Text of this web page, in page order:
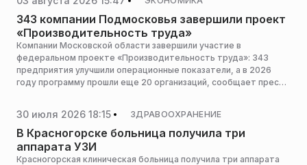
343 компании Подмосковья завершили проект
«Производительность труда»
Компании Московской области завершили участие в
федеральном проекте «Производительность труда»: 343
предприятия улучшили операционные показатели, а в 2026
году программу прошли еще 20 организаций, сообщает пресс-
30 июля 2026 18:15 ЗДРАВООХРАНЕНИЕ
В Красногорске больница получила три
аппарата УЗИ
Красногорская клиническая больница получила три аппарата